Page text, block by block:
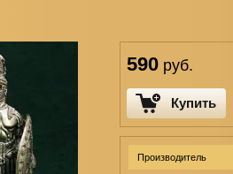
590 руб.
Купить
Производитель